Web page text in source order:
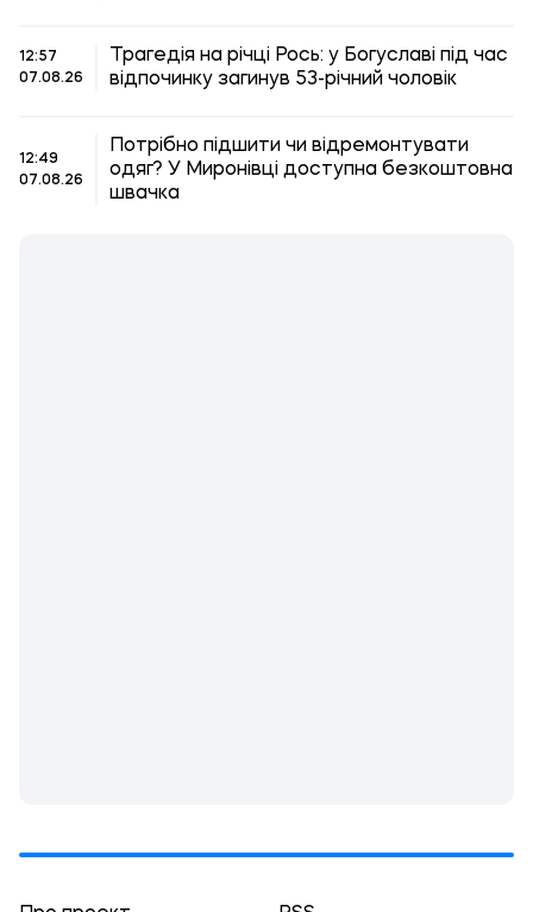
12:57
07.08.26
Трагедія на річці Рось: у Богуславі під час
відпочинку загинув 53-річний чоловік
12:49
07.08.26
Потрібно підшити чи відремонтувати
одяг? У Миронівці доступна безкоштовна
швачка